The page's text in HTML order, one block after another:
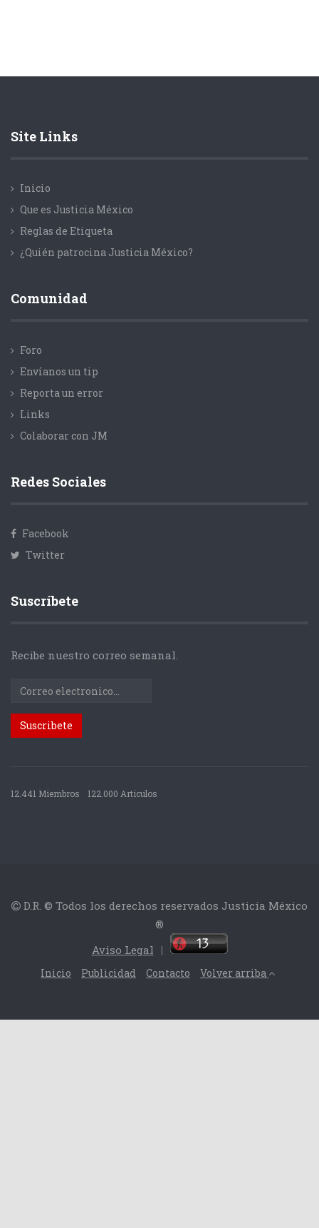
Site Links
Inicio
Que es Justicia México
Reglas de Etiqueta
¿Quién patrocina Justicia México?
Comunidad
Foro
Envíanos un tip
Reporta un error
Links
Colaborar con JM
Redes Sociales
Facebook
Twitter
Suscríbete
Recibe nuestro correo semanal.
12.441 Miembros 122.000 Articulos
D.R. © Todos los derechos reservados Justicia México
®
Aviso Legal |
Inicio Publicidad Contacto Volver arriba